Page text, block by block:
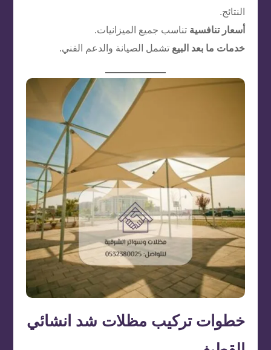
النتائج.
أسعار تنافسية تناسب جميع الميزانيات.
خدمات ما بعد البيع تشمل الصيانة والدعم الفني.
خطوات تركيب مظلات شد انشائي